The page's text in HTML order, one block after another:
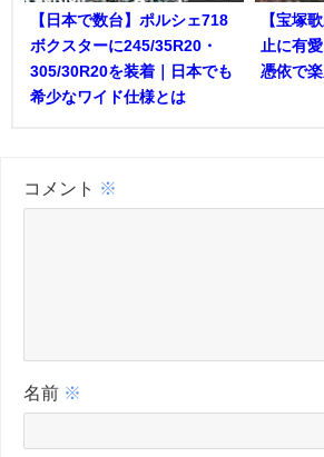
【日本で数台】ポルシェ718
ボクスターに245/35R20・
305/30R20を装着｜日本でも
希少なワイド仕様とは
【宝塚
止に有
憑依で
コメント ※
名前 ※